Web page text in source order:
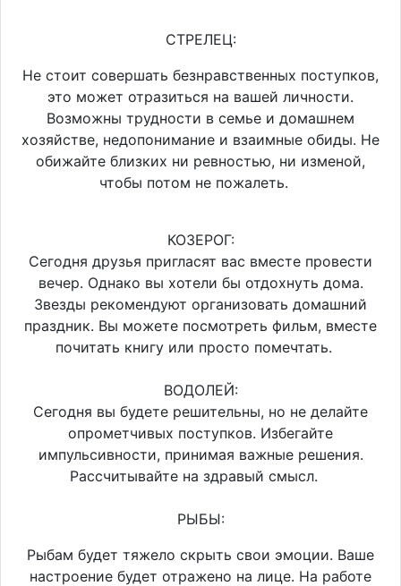
СТРЕЛЕЦ:
Не стоит совершать безнравственных поступков,
это может отразиться на вашей личности.
Возможны трудности в семье и домашнем
хозяйстве, недопонимание и взаимные обиды. Не
обижайте близких ни ревностью, ни изменой,
чтобы потом не пожалеть.
КОЗЕРОГ:
Сегодня друзья пригласят вас вместе провести
вечер. Однако вы хотели бы отдохнуть дома.
Звезды рекомендуют организовать домашний
праздник. Вы можете посмотреть фильм, вместе
почитать книгу или просто помечтать.
ВОДОЛЕЙ:
Сегодня вы будете решительны, но не делайте
опрометчивых поступков. Избегайте
импульсивности, принимая важные решения.
Рассчитывайте на здравый смысл.
РЫБЫ:
Рыбам будет тяжело скрыть свои эмоции. Ваше
настроение будет отражено на лице. На работе